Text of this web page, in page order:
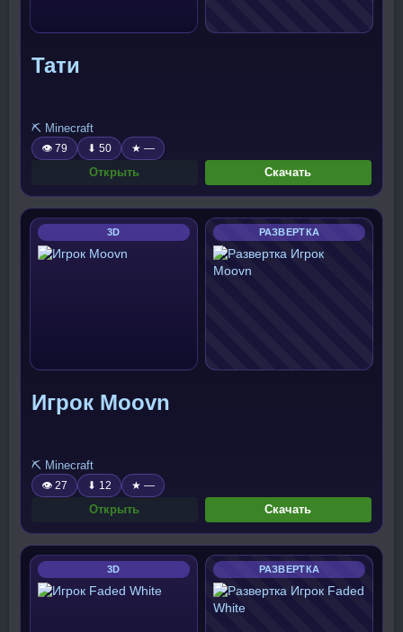
Тати
⛏️ Minecraft
👁 79 ⬇ 50 ★ —
Открыть Скачать
3D РАЗВЕРТКА
Игрок Moovn
⛏️ Minecraft
👁 27 ⬇ 12 ★ —
Открыть Скачать
3D РАЗВЕРТКА